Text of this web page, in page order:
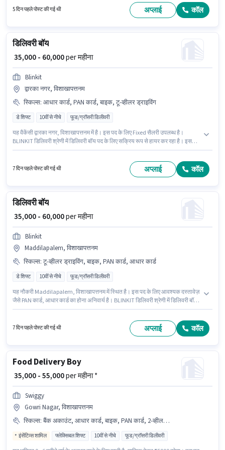
ड्राइविंग, नेविगेशन स्किल्स होना अनिवार्य है।
5 दिन पहले पोस्ट की गई थी अप्लाई कॉल
डिलिवरी बॉय
₹ 35,000 - 60,000per महीना
Blinkit
द्वारका नगर, विशाखापत्तनम
स्किल्स: आधार कार्ड, PAN कार्ड, बाइक, टू-व्हीलर ड्राइविंग
डे शिफ्ट 10वीं से नीचे फूड/ग्रॉसरी डिलीवरी
यह वैकेंसी द्वारका नगर, विशाखापत्तनम में है। इस पद के लिए Fixed सैलरी उपलब्ध है।
BLINKIT डिलिवरी श्रेणी में डिलिवरी बॉय पद के लिए सक्रिय रूप से हायर कर रहा है। इस
आधार कार्ड आवश्यक हैं।
7 दिन पहले पोस्ट की गई थी अप्लाई कॉल
डिलिवरी बॉय
₹ 35,000 - 60,000per महीना
Blinkit
Maddilapalem, विशाखापत्तनम
स्किल्स: टू-व्हीलर ड्राइविंग, बाइक, PAN कार्ड, आधार कार्ड
डे शिफ्ट 10वीं से नीचे फूड/ग्रॉसरी डिलीवरी
यह नौकरी Maddilapalem, विशाखापत्तनम में स्थित है। इस पद के लिए आवश्यक दस्तावेज़
जैसे PAN कार्ड, आधार कार्ड का होना अनिवार्य है। BLINKIT डिलिवरी श्रेणी में डिलिवरी बॉय
तक कमा सकते हैं। इस जॉब के लिए बाइक का उपलब्ध होना आवश्यक है।
7 दिन पहले पोस्ट की गई थी अप्लाई कॉल
Food Delivery Boy
₹ 35,000 - 55,000per महीना *
Swiggy
Gowri Nagar, विशाखापत्तनम
स्किल्स: बैंक अकाउंट, आधार कार्ड, बाइक, PAN कार्ड, 2-व्हीलर ड्राइविंग लाइसेंस, टू-व्हीलर ड्राइविंग, स्मार्टफोन
इंसेंटिव्स शामिल फ्लेक्सिबल शिफ्ट 10वीं से नीचे फूड/ग्रॉसरी डिलीवरी